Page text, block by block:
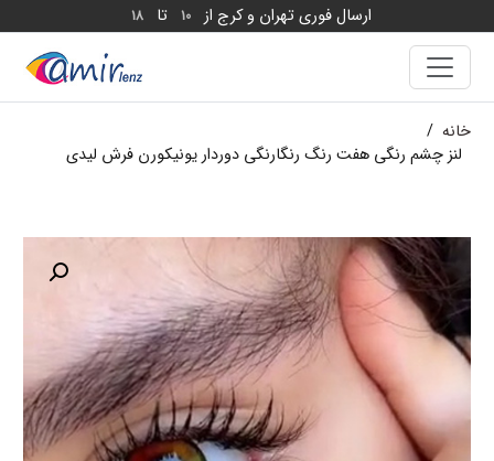
ارسال فوری تهران و کرج از 10 تا 18
خانه /
لنز چشم رنگی هفت رنگ رنگارنگی دوردار یونیکورن فرش لیدی